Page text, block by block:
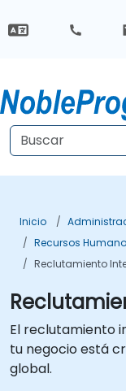
Inicio
Recursos
Reclutamiento
El reclutamiento
tu negocio está
global.